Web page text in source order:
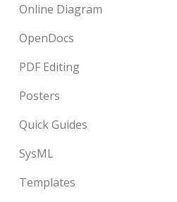
Online Diagram
OpenDocs
PDF Editing
Posters
Quick Guides
SysML
Templates